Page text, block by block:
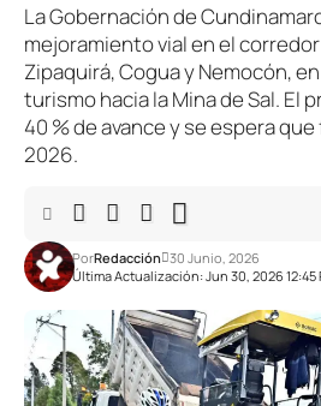
La Gobernación de
mejoramiento vial en el
Zipaquirá, Cogua y Nemocón,
turismo hacia la Mina de Sal. El
40 % de avance y se espera
2026.
Última Actualización: Jun 30, 2026 12:45
PorRedacción 30 Junio, 2026